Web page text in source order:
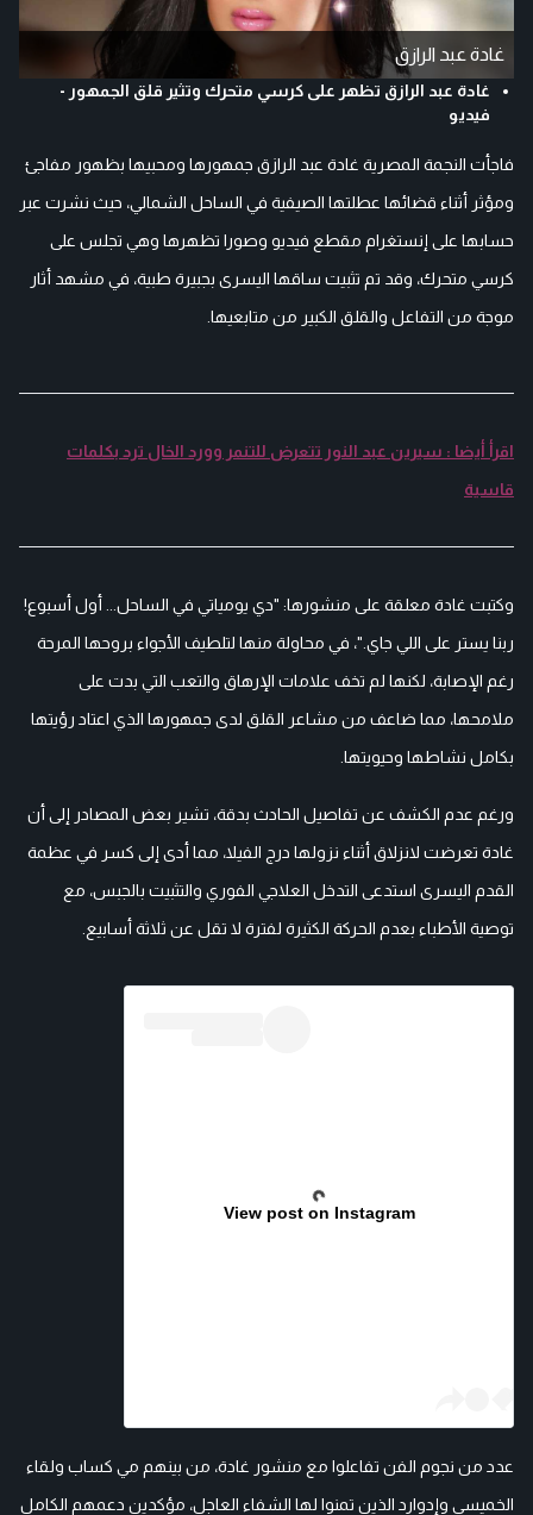
غادة عبد الرازق
غادة عبد الرازق تظهر على كرسي متحرك وتثير قلق الجمهور -
فيديو
فاجأت النجمة المصرية غادة عبد الرازق جمهورها ومحبيها بظهور مفاجئ
ومؤثر أثناء قضائها عطلتها الصيفية في الساحل الشمالي، حيث نشرت عبر
حسابها على إنستغرام مقطع فيديو وصورا تظهرها وهي تجلس على
كرسي متحرك، وقد تم تثبيت ساقها اليسرى بجبيرة طبية، في مشهد أثار
موجة من التفاعل والقلق الكبير من متابعيها.
اقرأ أيضا : سيرين عبد النور تتعرض للتنمر وورد الخال ترد بكلمات
قاسية
وكتبت غادة معلقة على منشورها: "دي يومياتي في الساحل... أول أسبوع!
ربنا يستر على اللي جاي."، في محاولة منها لتلطيف الأجواء بروحها المرحة
رغم الإصابة، لكنها لم تخف علامات الإرهاق والتعب التي بدت على
ملامحها، مما ضاعف من مشاعر القلق لدى جمهورها الذي اعتاد رؤيتها
بكامل نشاطها وحيويتها.
ورغم عدم الكشف عن تفاصيل الحادث بدقة، تشير بعض المصادر إلى أن
غادة تعرضت لانزلاق أثناء نزولها درج الفيلا، مما أدى إلى كسر في عظمة
القدم اليسرى استدعى التدخل العلاجي الفوري والتثبيت بالجبس، مع
توصية الأطباء بعدم الحركة الكثيرة لفترة لا تقل عن ثلاثة أسابيع.
View post on Instagram
عدد من نجوم الفن تفاعلوا مع منشور غادة، من بينهم مي كساب ولقاء
الخميسي وإدوارد الذين تمنوا لها الشفاء العاجل، مؤكدين دعمهم الكامل